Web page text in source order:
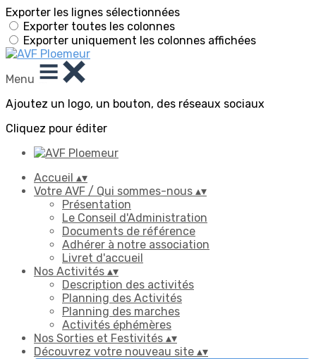
Exporter les lignes sélectionnées
Exporter toutes les colonnes
Exporter uniquement les colonnes affichées
Menu
Ajoutez un logo, un bouton, des réseaux sociaux
Cliquez pour éditer
Accueil ▴▾
Votre AVF / Qui sommes-nous ▴▾
Présentation
Le Conseil d'Administration
Documents de référence
Adhérer à notre association
Livret d'accueil
Nos Activités ▴▾
Description des activités
Planning des Activités
Planning des marches
Activités éphémères
Nos Sorties et Festivités ▴▾
Découvrez votre nouveau site ▴▾